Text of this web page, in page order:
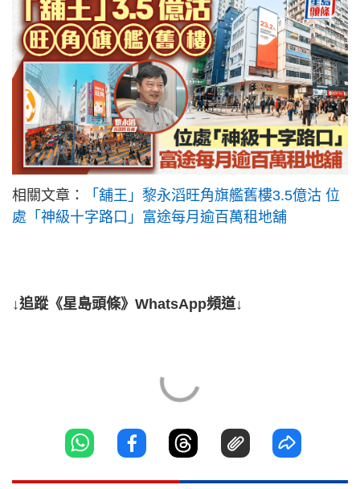
相關文章：
「舖王」黎永滔旺角旗艦舊樓3.5億沽 位
處「神級十字路口」富途每月逾百萬租地舖
↓追蹤《星島頭條》WhatsApp頻道↓